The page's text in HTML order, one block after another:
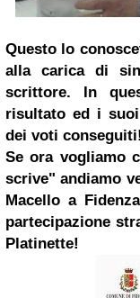
Questo lo
alla carica di
scrittore.
In
risultato ed i
dei voti conseguiti!
Se ora vogliamo
scrive" andiamo
Macello a
partecipazione
Platinette!